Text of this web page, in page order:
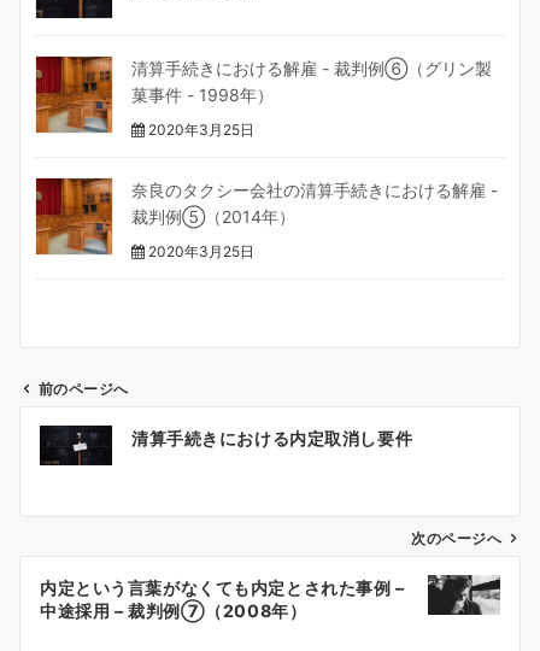
清算手続きにおける解雇 - 裁判例⑥（グリン製
菓事件 - 1998年）
2020年3月25日
奈良のタクシー会社の清算手続きにおける解雇 -
裁判例⑤（2014年）
2020年3月25日
前のページへ
清算手続きにおける内定取消し要件
次のページへ
内定という言葉がなくても内定とされた事例 –
中途採用 – 裁判例⑦（2008年）